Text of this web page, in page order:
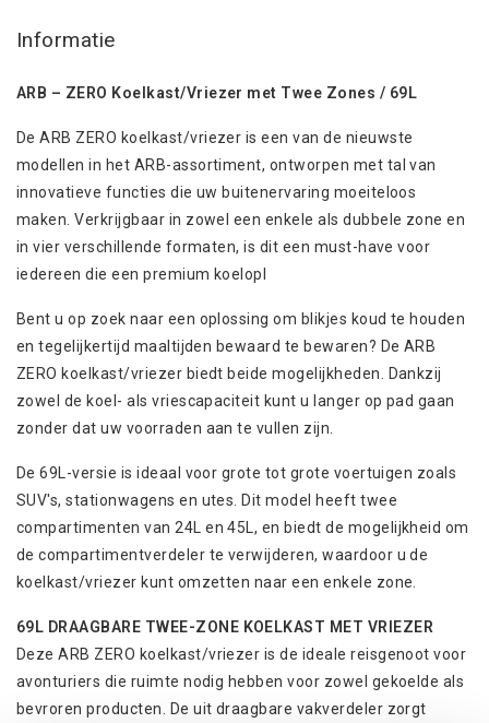
Informatie
ARB – ZERO Koelkast/Vriezer met Twee Zones / 69L
De ARB ZERO koelkast/vriezer is een van de nieuwste
modellen in het ARB-assortiment, ontworpen met tal van
innovatieve functies die uw buitenervaring moeiteloos
maken. Verkrijgbaar in zowel een enkele als dubbele zone en
in vier verschillende formaten, is dit een must-have voor
iedereen die een premium koelopl
Bent u op zoek naar een oplossing om blikjes koud te houden
en tegelijkertijd maaltijden bewaard te bewaren? De ARB
ZERO koelkast/vriezer biedt beide mogelijkheden. Dankzij
zowel de koel- als vriescapaciteit kunt u langer op pad gaan
zonder dat uw voorraden aan te vullen zijn.
De 69L-versie is ideaal voor grote tot grote voertuigen zoals
SUV's, stationwagens en utes. Dit model heeft twee
compartimenten van 24L en 45L, en biedt de mogelijkheid om
de compartimentverdeler te verwijderen, waardoor u de
koelkast/vriezer kunt omzetten naar een enkele zone.
69L DRAAGBARE TWEE-ZONE KOELKAST MET VRIEZER
Deze ARB ZERO koelkast/vriezer is de ideale reisgenoot voor
avonturiers die ruimte nodig hebben voor zowel gekoelde als
bevroren producten. De uit draagbare vakverdeler zorgt